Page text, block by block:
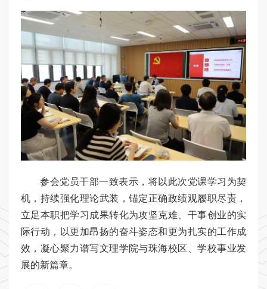
参会党员干部一致表示，将以此次党课学习为契
机，持续强化理论武装，锚定正确政绩观履职尽责，
立足本职把学习成果转化为攻坚克难、干事创业的实
际行动，以更加昂扬的奋斗姿态和更为扎实的工作成
效，凝心聚力谱写文理学院与珠海校区、学校事业发
展的新篇章。